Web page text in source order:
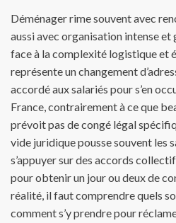
Déménager rime souvent avec
aussi avec organisation intense
face à la complexité logistique et
représente un changement
accordé aux salariés pour s’en
France, contrairement à ce que
prévoit pas de congé légal
vide juridique pousse souvent les
s’appuyer sur des accords
pour obtenir un jour ou deux de
réalité, il faut comprendre quels
comment s’y prendre pour